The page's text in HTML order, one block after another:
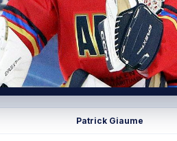
Patrick Giaume